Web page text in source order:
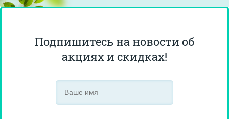
Подпишитесь на новости об
акциях и скидках!